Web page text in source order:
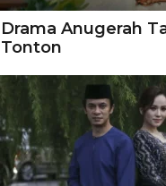
Drama Anugerah
Tonton